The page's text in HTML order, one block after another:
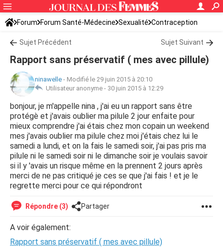
Forum Forum Santé-Médecine Sexualité Contraception
Sujet Précédent Sujet Suivant
Rapport sans préservatif ( mes avec pillule)
ninawelle - Modifié le 29 juin 2015 à 20:10
Utilisateur anonyme - 30 juin 2015 à 12:29
bonjour, je m'appelle nina , j'ai eu un rapport sans être
protégè et j'avais oublier ma pilule 2 jour enfaite pour
mieux comprendre j'ai étais chez mon copain un weekend
mes j'avais oublier ma pilule chez moi j'étais chez lui le
samedi a lundi, et on la fais le samedi soir, j'ai pas pris ma
pilule ni le samedi soir ni le dimanche soir je voulais savoir
si il y 'avais un risque même en la prennent 2 jours après
merci de ne pas critiqué je ces se que j'ai fais ! et je le
regrette merci pour ce qui répondront
Répondre (3) Partager
A voir également:
Rapport sans préservatif ( mes avec pillule)